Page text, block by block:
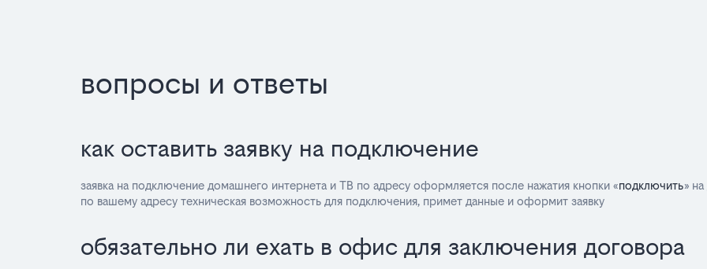
вопросы и ответы
как оставить заявку на подключение
заявка на подключение домашнего интернета и ТВ по адресу оформляется после нажатия кнопки «подключить»
по вашему адресу техническая возможность для подключения, примет данные и оформит заявку
обязательно ли ехать в офис для заключения договора